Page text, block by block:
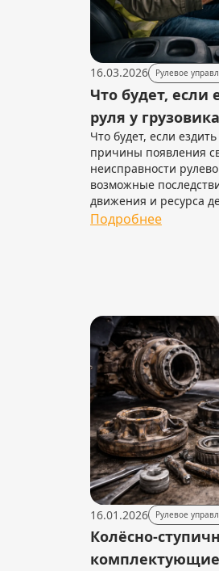
16.03.2026 Рулевое
Что будет,
руля у грузовика
Что будет, если
причины появления
неисправности
возможные
движения и ресурса
Подробнее
16.01.2026 Рулевое
Колёсно-